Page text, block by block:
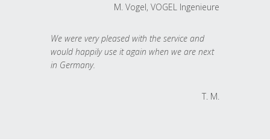
M. Vogel, VOGEL Ingenieure
We were very pleased with the service and
would happily use it again when we are next
in Germany.
T. M.